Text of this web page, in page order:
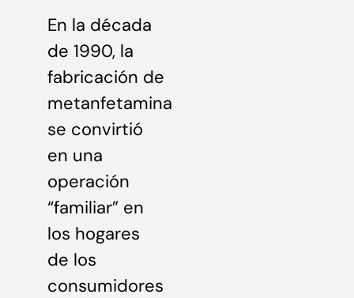
En la década
de 1990, la
fabricación de
metanfetamina
se convirtió
en una
operación
“familiar” en
los hogares
de los
consumidores